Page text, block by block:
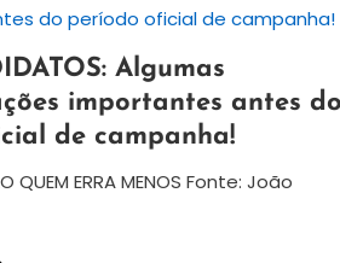
Algumas
importantes antes
de campanha!
QUEM ERRA MENOS Fonte: João